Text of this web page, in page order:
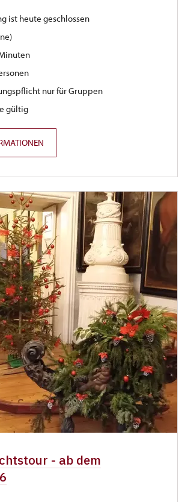
ist heute geschlossen
nur für Gruppen
gültig
- ab dem